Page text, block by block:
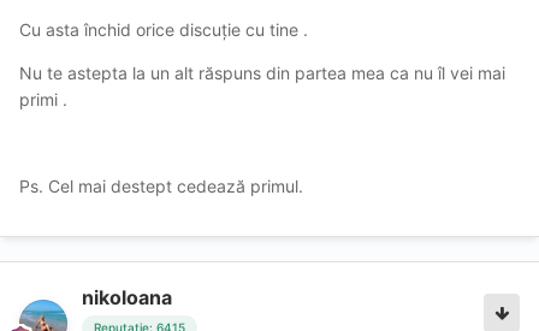
Cu asta închid orice discuție cu tine .
Nu te astepta la un alt răspuns din partea mea ca nu îl vei mai
primi .
Ps. Cel mai destept cedează primul.
nikoloana
Reputație: 6415